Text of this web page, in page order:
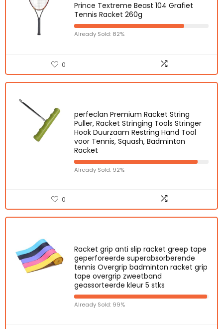
Prince Textreme Beast 104 Grafiet
Tennis Racket 260g
Already Sold: 82%
0
perfeclan Premium Racket String
Puller, Racket Stringing Tools Stringer
Hook Duurzaam Restring Hand Tool
voor Tennis, Squash, Badminton
Racket
Already Sold: 92%
0
Racket grip anti slip racket greep tape
geperforeerde superabsorberende
tennis Overgrip badminton racket grip
tape overgrip zweetband
geassorteerde kleur 5 stks
Already Sold: 99%